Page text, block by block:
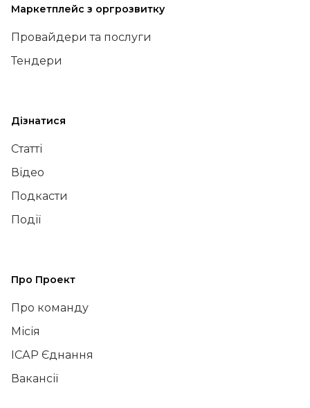
Маркетплейс з оргрозвитку
Провайдери та послуги
Тендери
Дізнатися
Статті
Відео
Подкасти
Події
Про Проект
Про команду
Місія
ІСАР Єднання
Вакансії